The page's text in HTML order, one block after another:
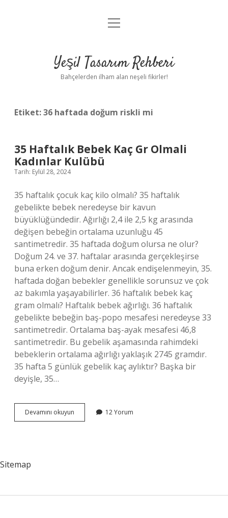
Anasayfa
Yasal Uyarı
menüyü
Yeşil Tasarım Rehberi
Bahçelerden ilham alan neşeli fikirler!
Etiket:36 haftada doğum riskli mi
35 Haftalık Bebek Kaç Gr Olmali
Kadınlar Kulübü
Tarih: Eylül 28, 2024
35 haftalık çocuk kaç kilo olmalı? 35 haftalık
gebelikte bebek neredeyse bir kavun
büyüklüğündedir. Ağırlığı 2,4 ile 2,5 kg arasında
değişen bebeğin ortalama uzunluğu 45
santimetredir. 35 haftada doğum olursa ne olur?
Doğum 24. ve 37. haftalar arasında gerçekleşirse
buna erken doğum denir. Ancak endişelenmeyin, 35.
haftada doğan bebekler genellikle sorunsuz ve çok
az bakımla yaşayabilirler. 36 haftalık bebek kaç
gram olmalı? Haftalık bebek ağırlığı. 36 haftalık
gebelikte bebeğin baş-popo mesafesi neredeyse 33
santimetredir. Ortalama baş-ayak mesafesi 46,8
santimetredir. Bu gebelik aşamasında rahimdeki
bebeklerin ortalama ağırlığı yaklaşık 2745 gramdır.
35 hafta 5 günlük gebelik kaç aylıktır? Başka bir
deyişle, 35…
Devamını okuyun
Haftalık
12 Yorum
Sitemap